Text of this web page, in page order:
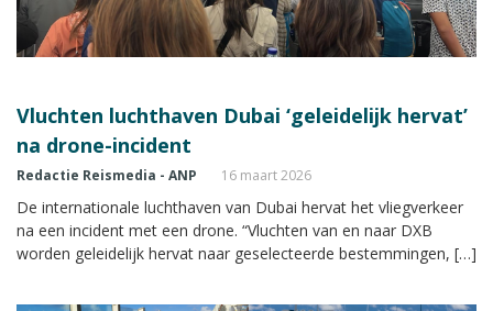
Vluchten luchthaven Dubai ‘geleidelijk hervat’
na drone-incident
Redactie Reismedia - ANP 16 maart 2026
De internationale luchthaven van Dubai hervat het vliegverkeer
na een incident met een drone. “Vluchten van en naar DXB
worden geleidelijk hervat naar geselecteerde bestemmingen, […]